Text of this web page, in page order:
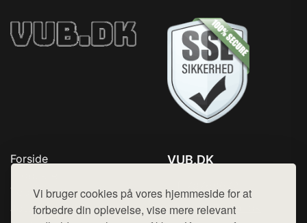
Vi bruger cookies på vores hjemmeside for at
forbedre din oplevelse, vise mere relevant
Forside
Top Rabatter
Jotun maling
VUB.DK
Mail: hej@want.dk